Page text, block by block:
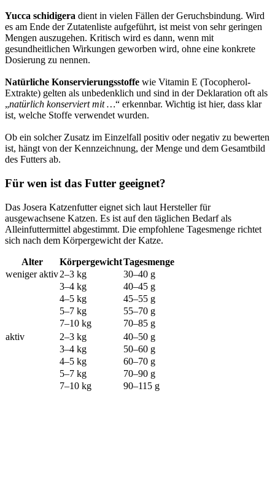
Yucca schidigera dient in vielen Fällen der Geruchsbindung. Wird
es am Ende der Zutatenliste aufgeführt, ist meist von sehr geringen
Mengen auszugehen. Kritisch wird es dann, wenn mit
gesundheitlichen Wirkungen geworben wird, ohne eine konkrete
Dosierung zu nennen.
Natürliche Konservierungsstoffe wie Vitamin E (Tocopherol-
Extrakte) gelten als unbedenklich und sind in der Deklaration oft als
„natürlich konserviert mit …“ erkennbar. Wichtig ist hier, dass klar
ist, welche Stoffe verwendet wurden.
Ob ein solcher Zusatz im Einzelfall positiv oder negativ zu bewerten
ist, hängt von der Kennzeichnung, der Menge und dem Gesamtbild
des Futters ab.
Für wen ist das Futter geeignet?
Das Josera Katzenfutter eignet sich laut Hersteller für
ausgewachsene Katzen. Es ist auf den täglichen Bedarf als
Alleinfuttermittel abgestimmt. Die empfohlene Tagesmenge richtet
sich nach dem Körpergewicht der Katze.
Alter KörpergewichtTagesmenge
weniger aktiv2–3 kg
30–40 g
3–4 kg
40–45 g
4–5 kg
45–55 g
5–7 kg
55–70 g
7–10 kg
70–85 g
aktiv
2–3 kg
40–50 g
3–4 kg
50–60 g
4–5 kg
60–70 g
5–7 kg
70–90 g
7–10 kg
90–115 g